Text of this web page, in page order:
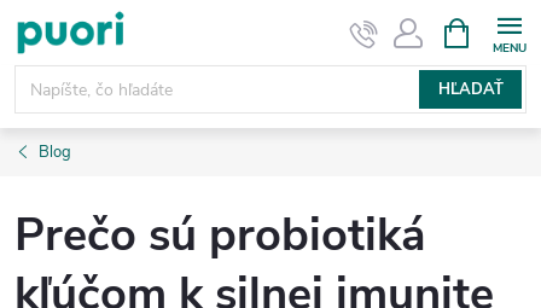
obsah
HĽADAŤ
KOŠÍK
Blog
Prečo sú probiotiká
kľúčom k silnej imunite